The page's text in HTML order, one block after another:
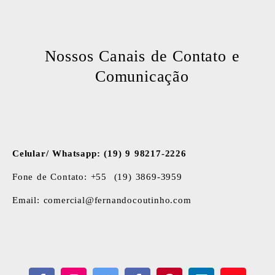
Nossos Canais de Contato e
Comunicação
Celular/ Whatsapp: (19) 9 98217-2226
Fone de Contato: +55 (19) 3869-3959
Email: comercial@fernandocoutinho.com